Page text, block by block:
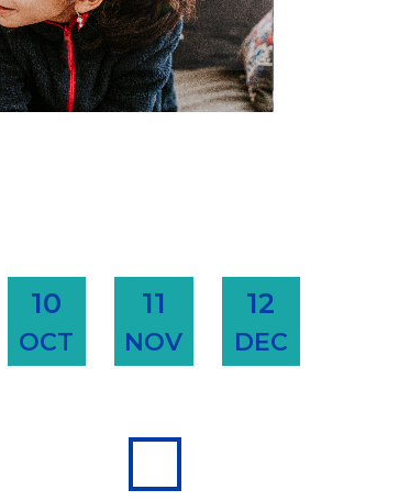
10
OCT
11
NOV
12
DEC